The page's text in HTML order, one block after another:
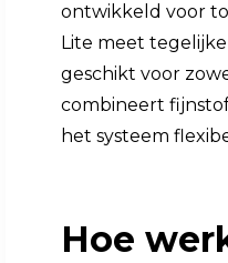
ontwikkeld voor
Lite meet
geschikt voor
combineert
het systeem
Hoe